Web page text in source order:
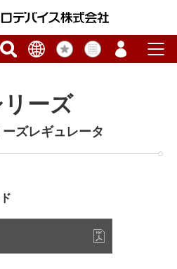
ーズ
ズレギュレータ